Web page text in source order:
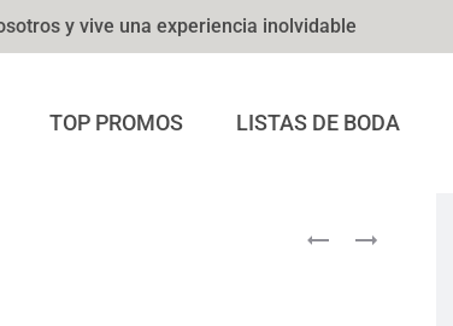
y vive una experiencia inolvidable
TOP PROMOS LISTAS DE BODA